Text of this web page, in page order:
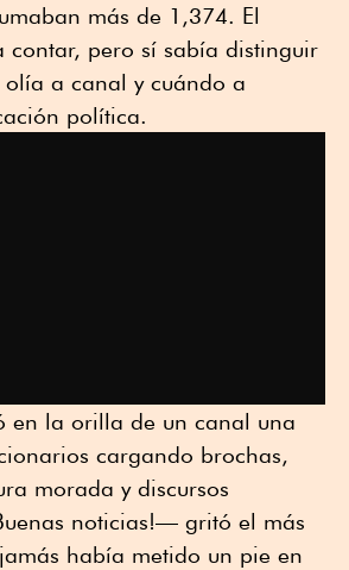
más de 1,374. El
contar, pero sí sabía distinguir
a canal y cuándo a
política.
en la orilla de un canal una
cargando brochas,
morada y discursos
noticias!— gritó el más
había metido un pie en